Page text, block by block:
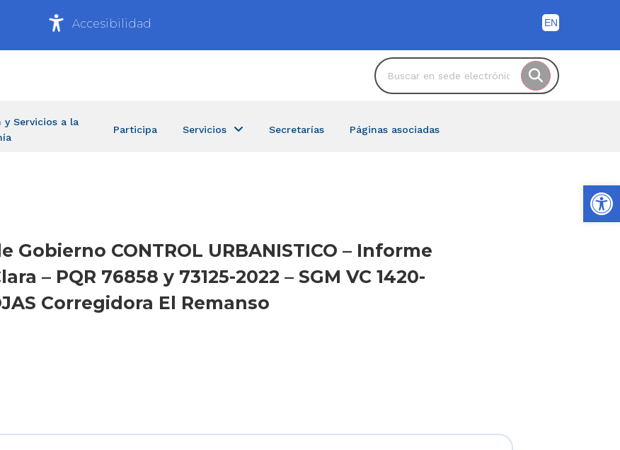
Accesibilidad
y Servicios a la
Participa Servicios Secretarías Páginas asociadas
CONTROL URBANISTICO – Informe
– PQR 76858 y 73125-2022 – SGM VC 1420-
Corregidora El Remanso